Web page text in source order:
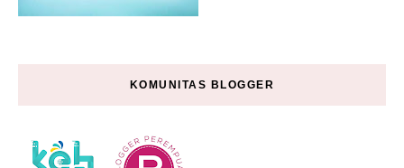
KOMUNITAS BLOGGER